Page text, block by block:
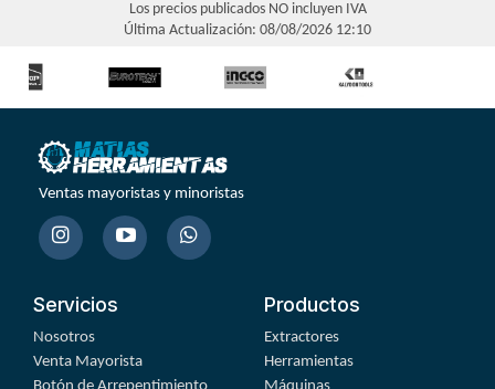
Los precios publicados NO incluyen IVA
Última Actualización: 08/08/2026 12:10
Ventas mayoristas y minoristas
Servicios
Nosotros
Venta Mayorista
Productos
Extractores
Herramientas